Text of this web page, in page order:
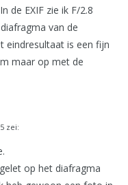
de EXIF zie ik F/2.8
van de
eindresultaat is een fijn
maar op met de
zei:
op het diafragma